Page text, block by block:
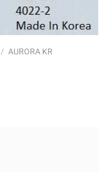
/ AURORA KR